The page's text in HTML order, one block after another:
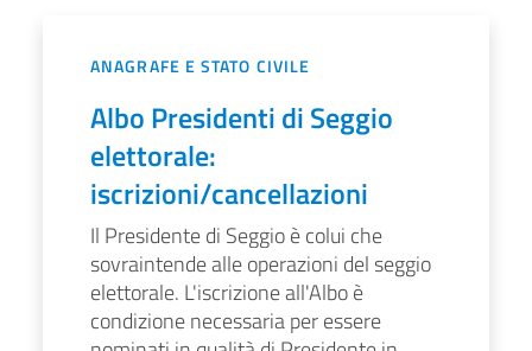
ANAGRAFE E STATO CIVILE
Albo Presidenti di Seggio
elettorale:
iscrizioni/cancellazioni
Il Presidente di Seggio è colui che
sovraintende alle operazioni del seggio
elettorale. L'iscrizione all'Albo è
condizione necessaria per essere